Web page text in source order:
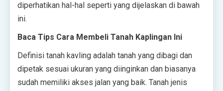
diperhatikan hal-hal seperti yang dijelaskan di bawah
ini.
Baca Tips Cara Membeli Tanah Kaplingan Ini
Definisi tanah kavling adalah tanah yang dibagi dan
dipetak sesuai ukuran yang diinginkan dan biasanya
sudah memiliki akses jalan yang baik. Tanah jenis